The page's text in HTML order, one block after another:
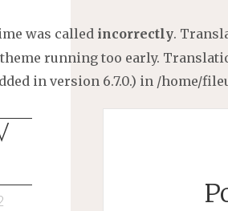
was called incorrectly.
running too early.
in version 6.7.0.) in /home/